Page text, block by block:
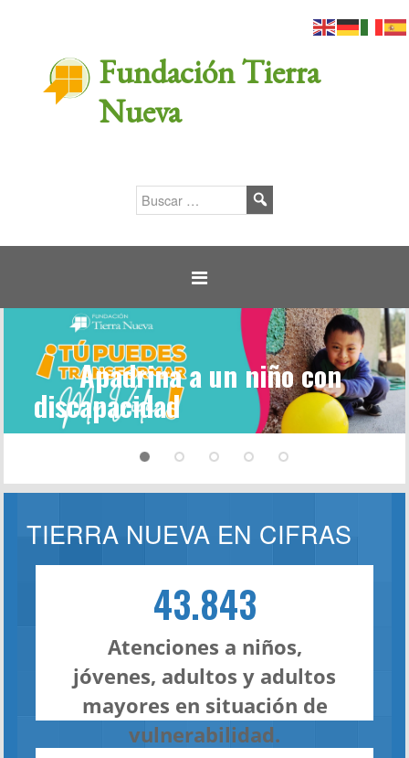
Fundación Tierra
Nueva
Apadrina a un niño con
discapacidad
TIERRA NUEVA EN CIFRAS
43.843
Atenciones a niños,
jóvenes, adultos y adultos
mayores en situación de
vulnerabilidad.